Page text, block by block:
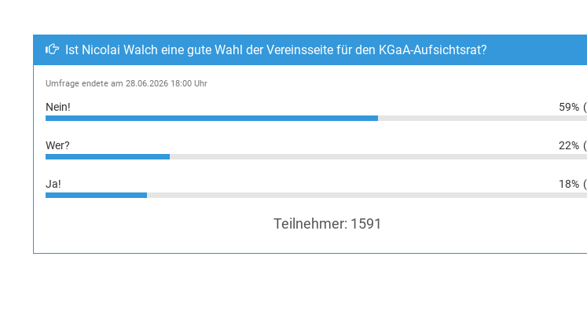
Ist Nicolai Walch eine gute Wahl der Vereinsseite für den KGaA-Aufsichtsrat?
Umfrage endete am 28.06.2026 18:00 Uhr
Nein! 59%
Wer? 22%
Ja! 18%
Teilnehmer: 1591